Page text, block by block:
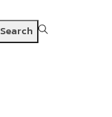
Search